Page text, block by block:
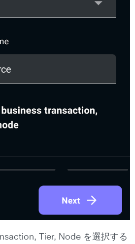
Tier, Node を選択する